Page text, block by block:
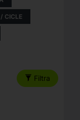
CICLE
Filtra